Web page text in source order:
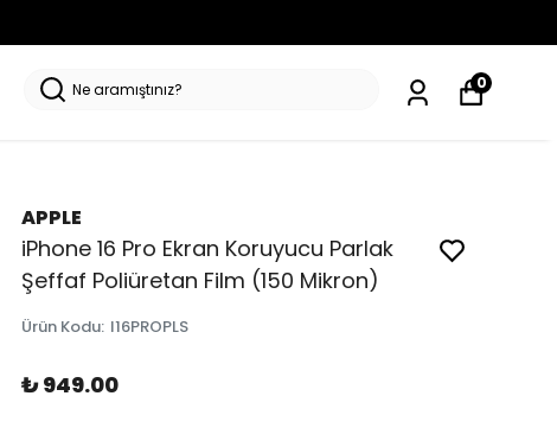
0
APPLE
iPhone 16 Pro Ekran Koruyucu Parlak
Şeffaf Poliüretan Film (150 Mikron)
Ürün Kodu: I16PROPLS
₺ 949.00